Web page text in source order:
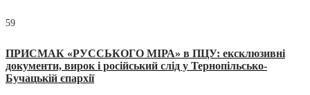
59
ПРИСМАК «РУССЬКОГО МІРА» в ПЦУ: ексклюзивні
документи, вирок і російський слід у Тернопільсько-
Бучацькій єпархії